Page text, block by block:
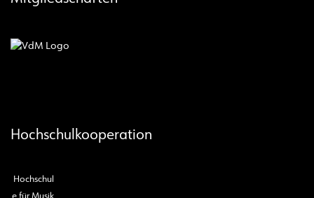
Hochschulkooperation
Hochschul